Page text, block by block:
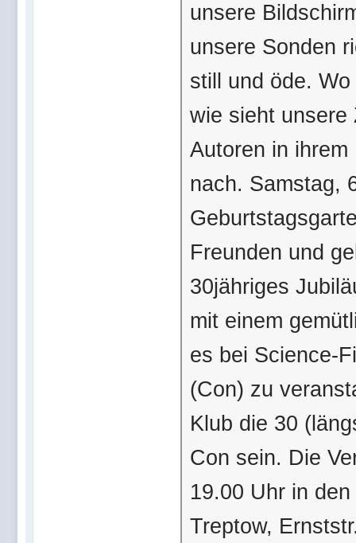
unsere
unsere Sonden
still und öde.
wie sieht unsere
Autoren in
nach. Samstag,
Freunden und
30jähriges
mit einem
es bei Science-
(Con) zu
Klub die 30
Con sein. Die
19.00 Uhr in
Treptow,